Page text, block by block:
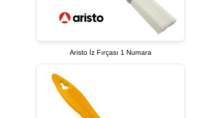
Aristo İz Fırçası 1 Numara